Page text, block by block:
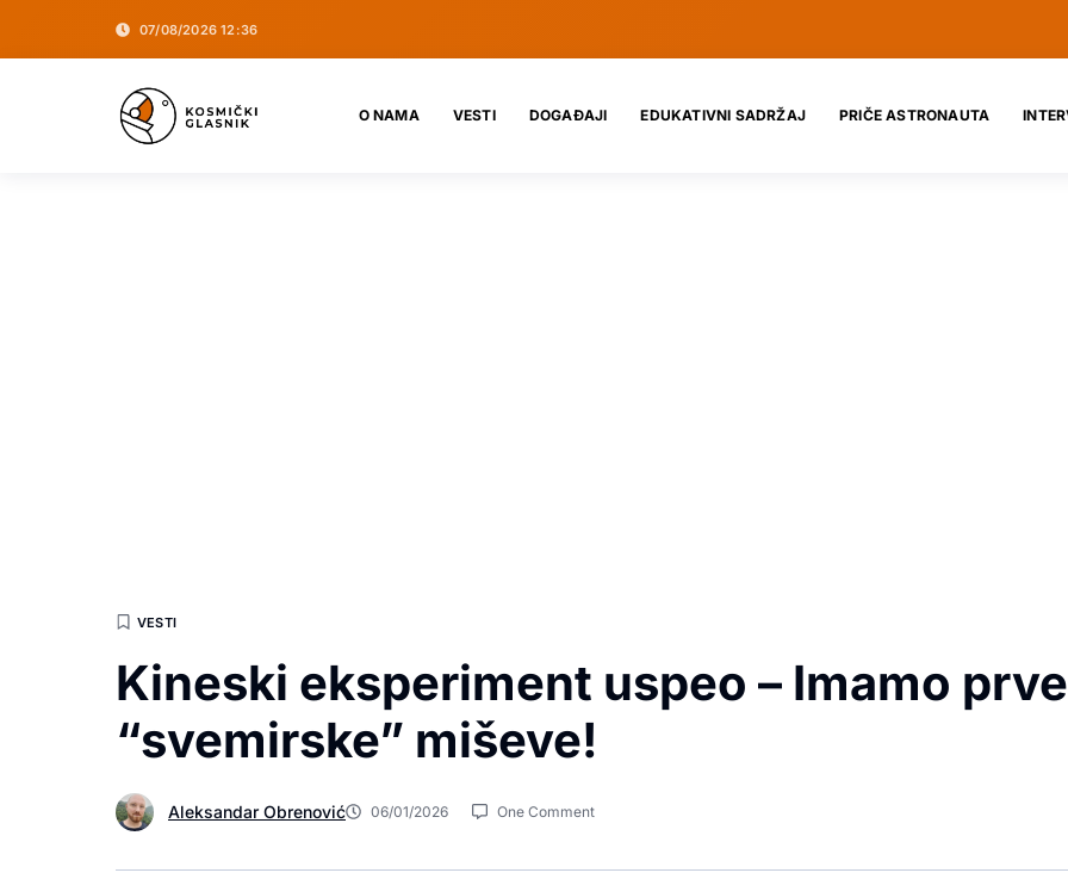
07/08/2026 12:36
O NAMA VESTI DOGAĐAJI EDUKATIVNI SADRŽAJ PRIČE ASTRONAUTA
VESTI
Kineski eksperiment uspeo – Imamo prve
“svemirske” miševe!
Aleksandar Obrenović 06/01/2026 One Comment